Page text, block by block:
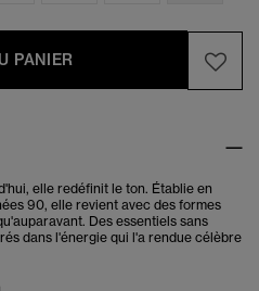
PANIER
elle redéfinit le ton. Établie en
90, elle revient avec des formes
Des essentiels sans
dans l'énergie qui l'a rendue célèbre